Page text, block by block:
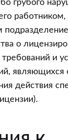
грубого
работником,
о
и
являющихся
действия